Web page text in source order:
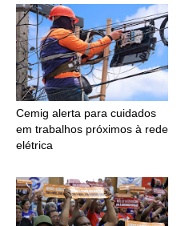
Cemig alerta para cuidados
em trabalhos próximos à rede
elétrica